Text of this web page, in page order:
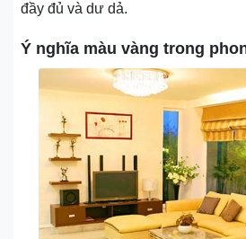
đầy đủ và dư dả.
Ý nghĩa màu vàng trong